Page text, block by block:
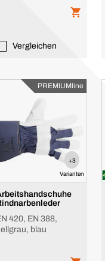
Vergleichen
PREMIUMline
+3
Varianten
420, EN 388,
blau